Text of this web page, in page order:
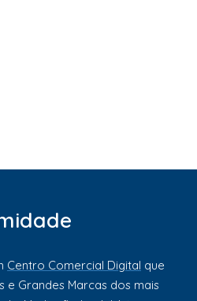
Centro Comercial Digital que
e Grandes Marcas dos mais